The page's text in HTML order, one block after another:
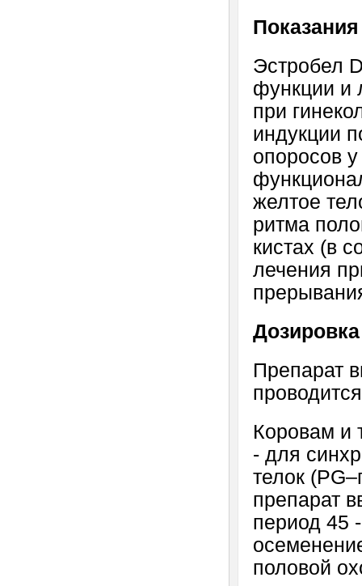
Эстробел
функции и
при
индукции
опоросов
желтое
ритма
кистах (в
лечения
Препарат
Коровам и
- для
телок
препарат
период 45
половой